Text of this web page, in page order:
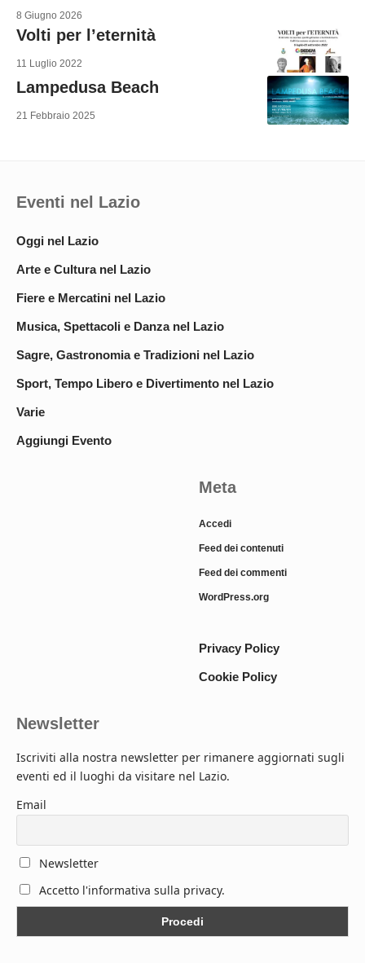
8 Giugno 2026
Volti per l’eternità
11 Luglio 2022
Lampedusa Beach
21 Febbraio 2025
Eventi nel Lazio
Oggi nel Lazio
Arte e Cultura nel Lazio
Fiere e Mercatini nel Lazio
Musica, Spettacoli e Danza nel Lazio
Sagre, Gastronomia e Tradizioni nel Lazio
Sport, Tempo Libero e Divertimento nel Lazio
Varie
Aggiungi Evento
Meta
Accedi
Feed dei contenuti
Feed dei commenti
WordPress.org
Privacy Policy
Cookie Policy
Newsletter
Iscriviti alla nostra newsletter per rimanere aggiornati sugli
eventi ed il luoghi da visitare nel Lazio.
Email
Newsletter
Accetto l'informativa sulla privacy.